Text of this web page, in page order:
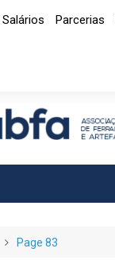
Parcerias
Page 83